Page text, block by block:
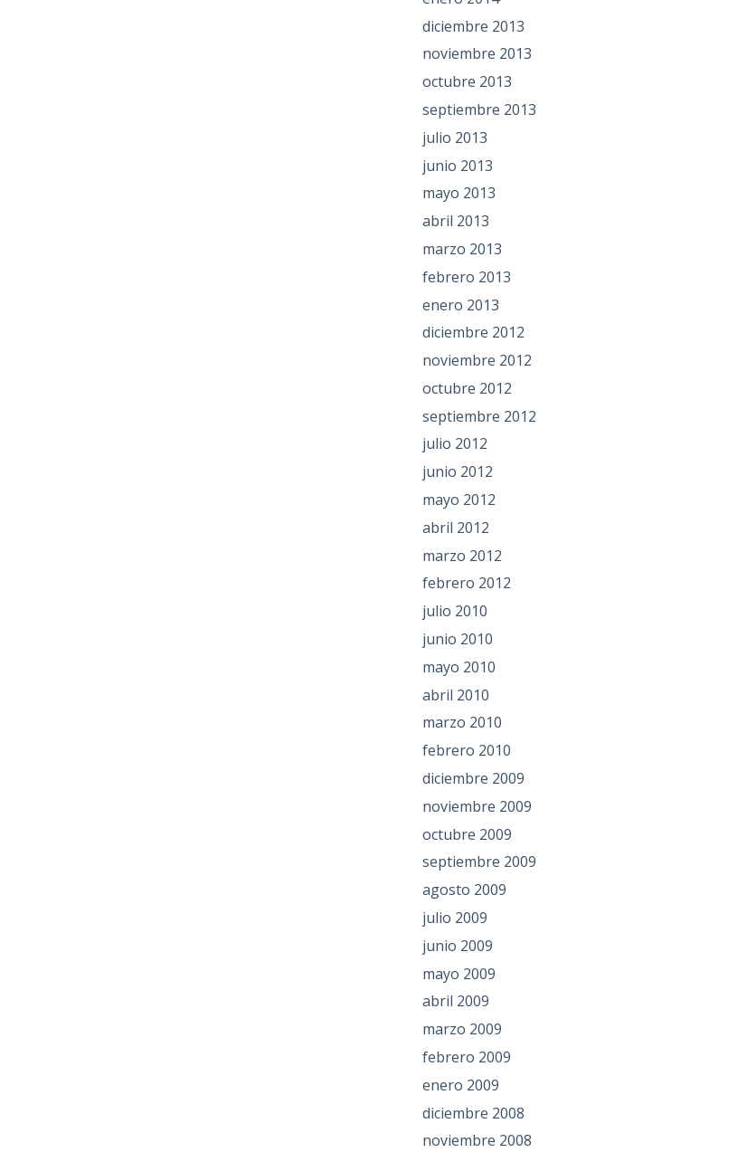
diciembre 2013
noviembre 2013
octubre 2013
septiembre 2013
julio 2013
junio 2013
mayo 2013
abril 2013
marzo 2013
febrero 2013
enero 2013
diciembre 2012
noviembre 2012
octubre 2012
septiembre 2012
julio 2012
junio 2012
mayo 2012
abril 2012
marzo 2012
febrero 2012
julio 2010
junio 2010
mayo 2010
abril 2010
marzo 2010
febrero 2010
diciembre 2009
noviembre 2009
octubre 2009
septiembre 2009
agosto 2009
julio 2009
junio 2009
mayo 2009
abril 2009
marzo 2009
febrero 2009
enero 2009
diciembre 2008
noviembre 2008